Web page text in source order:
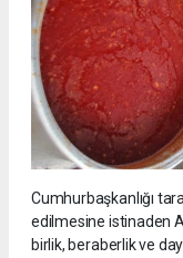
Cumhurbaşkanlığı
edilmesine istinaden
birlik, beraberlik ve